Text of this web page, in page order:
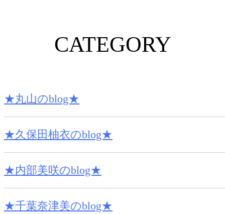
CATEGORY
★丸山のblog★
★久保田柚衣のblog★
★内部美咲のblog★
★千葉奈津美のblog★